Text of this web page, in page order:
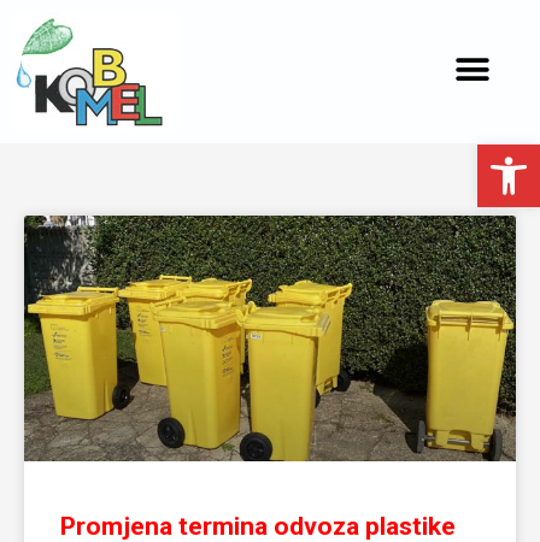
Open toolbar
Promjena termina odvoza plastike